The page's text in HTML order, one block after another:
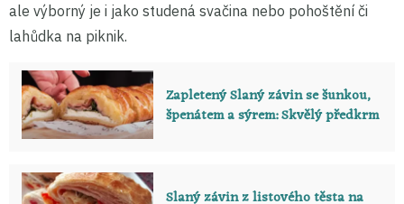
ale výborný je i jako studená svačina nebo pohoštění či
lahůdka na piknik.
Zapletený Slaný závin se šunkou,
špenátem a sýrem: Skvělý předkrm
Slaný závin z listového těsta na